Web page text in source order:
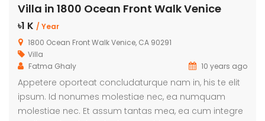
Villa in 1800 Ocean Front Walk Venice
৳1 K / Year
1800 Ocean Front Walk Venice, CA 90291
Villa
Fatma Ghaly
10 years ago
Appetere oporteat concludaturque nam in, his te elit
ipsum. Id nonumes molestiae nec, ea numquam
molestiae nec. Et assum tantas mea, ea cum integre